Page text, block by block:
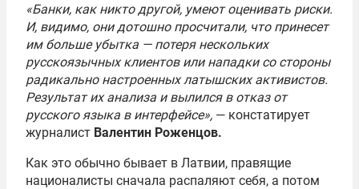
«Банки, как никто другой, умеют оценивать риски.
И, видимо, они дотошно просчитали, что принесет
им больше убытка — потеря нескольких
русскоязычных клиентов или нападки со стороны
радикально настроенных латышских активистов.
Результат их анализа и вылился в отказ от
русского языка в интерфейсе», — констатирует
журналист Валентин Роженцов.
Как это обычно бывает в Латвии, правящие
националисты сначала распаляют себя, а потом